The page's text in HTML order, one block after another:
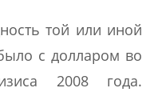
той или иной
с долларом во
2008 года.